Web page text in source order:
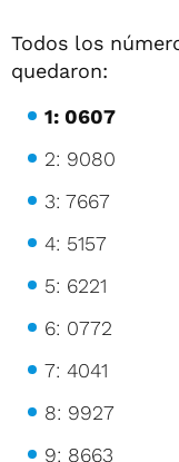
Todos los
quedaron:
1: 0607
2: 9080
3: 7667
4: 5157
5: 6221
6: 0772
7: 4041
8: 9927
9: 8663